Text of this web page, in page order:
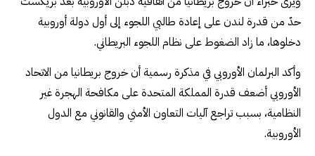
حدّ من قدرة لندن على إعادة طالبي اللجوء إلى أول دولة أوروبية
دخلوها، ما زاد الضغوط على نظام اللجوء البريطاني.
وأكد البرلمان الأوروبي في مذكرة رسمية أن خروج بريطانيا من الاتحاد
الأوروبي أضعف قدرة المملكة المتحدة على مكافحة الهجرة غير
النظامية، بسبب تراجع آليات التعاون الأمني والقانوني مع الدول
الأوروبية.